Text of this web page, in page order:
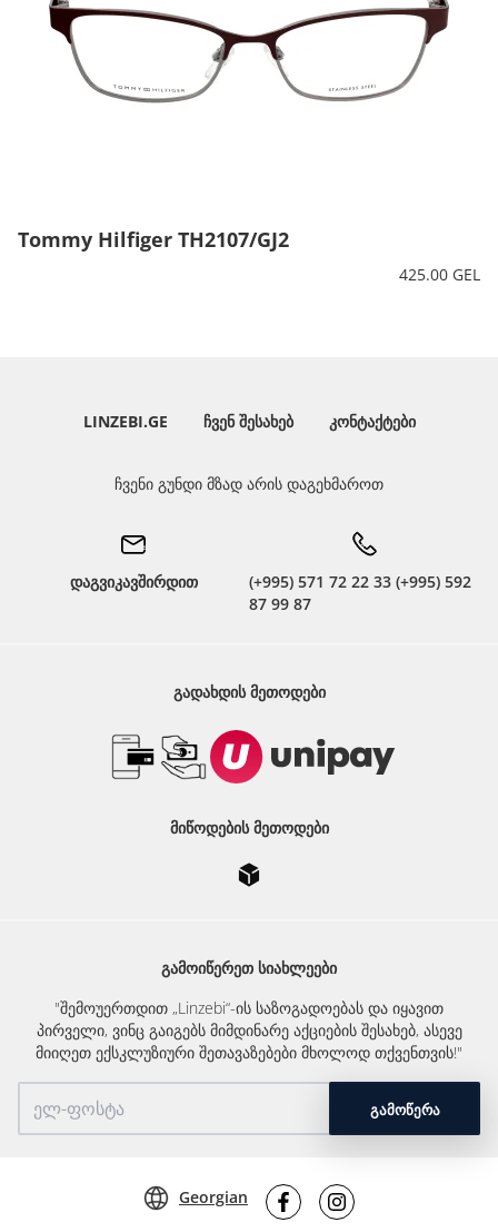
Tommy Hilfiger TH2107/GJ2
425.00 GEL
LINZEBI.GE ᲩᲕᲔᲜ ᲨᲔᲡᲐᲮᲔᲑ ᲙᲝᲜᲢᲐᲥᲢᲔᲑᲘ
ჩვენი გუნდი მზად არის დაგეხმაროთ
დაგვიკავშირდით
(+995) 571 72 22 33 (+995) 592
87 99 87
ᲒᲐᲓᲐᲮᲓᲘᲡ ᲛᲔᲗᲝᲓᲔᲑᲘ
ᲛᲘᲬᲝᲓᲔᲑᲘᲡ ᲛᲔᲗᲝᲓᲔᲑᲘ
ᲒᲐᲛᲝᲘᲬᲔᲠᲔᲗ ᲡᲘᲐᲮᲚᲔᲔᲑᲘ
"შემოუერთდით „Linzebi“-ის საზოგადოებას და იყავით
პირველი, ვინც გაიგებს მიმდინარე აქციების შესახებ, ასევე
მიიღეთ ექსკლუზიური შეთავაზებები მხოლოდ თქვენთვის!"
ᲒᲐᲛᲝᲬᲔᲠᲐ
Georgian